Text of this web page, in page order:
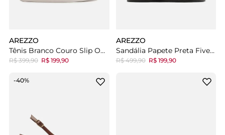
AREZZO
Tênis Branco Couro Slip On Elástico
R$ 399,90 R$ 199,90
AREZZO
Sandália Papete Preta Fivela Ilhós
R$ 499,90 R$ 199,90
-40%